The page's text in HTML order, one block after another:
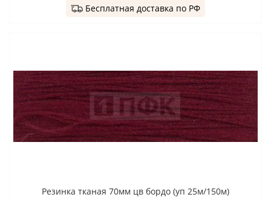
Бесплатная доставка по РФ
Резинка тканая 70мм цв бордо (уп 25м/150м)